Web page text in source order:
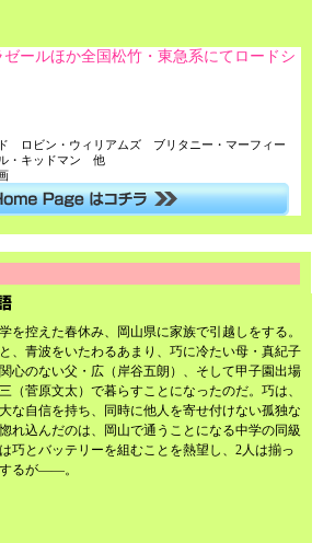
ールほか全国松竹・東急系にてロードシ
ロビン・ウィリアムズ ブリタニー・マーフィー
・キッドマン 他
を控えた春休み、岡山県に家族で引越しをする。
、青波をいたわるあまり、巧に冷たい母・真紀子
心のない父・広（岸谷五朗）、そして甲子園出場
（菅原文太）で暮らすことになったのだ。巧は、
な自信を持ち、同時に他人を寄せ付けない孤独な
れ込んだのは、岡山で通うことになる中学の同級
巧とバッテリーを組むことを熱望し、2人は揃っ
るが——。